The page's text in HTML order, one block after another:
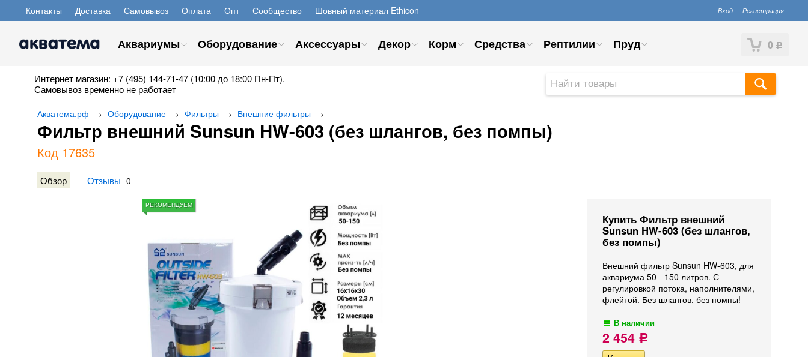
Контакты Доставка Самовывоз Оплата Опт Сообщество Шовный материал Ethicon Вход Регистрация
0 Р
Аквариумы Оборудование Аксессуары Декор Корм Средства Рептилии Пруд
Интернет магазин: +7 (495) 144-71-47 (10:00 до 18:00 Пн-Пт).
Самовывоз временно не работает
Акватема.рф → Оборудование → Фильтры → Внешние фильтры →
Фильтр внешний Sunsun HW-603 (без шлангов, без помпы)
Код 17635
Обзор Отзывы 0
Купить Фильтр внешний
Sunsun HW-603 (без шлангов,
без помпы)
Внешний фильтр Sunsun HW-603, для
аквариума 50 - 150 литров. С
регулировкой потока, наполнителями,
флейтой. Без шлангов, без помпы!
В наличии
2 454 Р
РЕКОМЕНДУЕМ